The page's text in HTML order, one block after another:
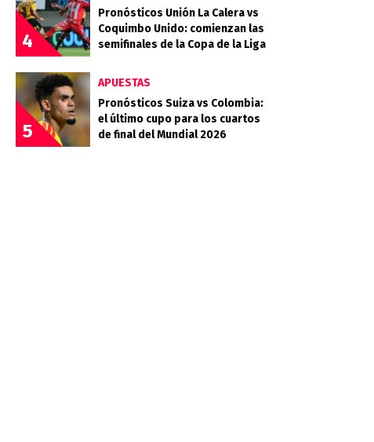
4
Pronósticos Unión La Calera vs
Coquimbo Unido: comienzan las
semifinales de la Copa de la Liga
5
APUESTAS
Pronósticos Suiza vs Colombia:
el último cupo para los cuartos
de final del Mundial 2026